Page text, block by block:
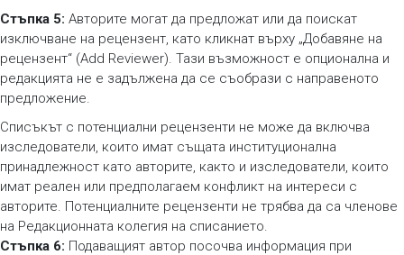
Стъпка 5: Авторите могат да предложат или да поискат
изключване на рецензент, като кликнат върху „Добавяне на
рецензент“ (Add Reviewer). Тази възможност е опционална и
редакцията не е задължена да се съобрази с направеното
предложение.
Списъкът с потенциални рецензенти не може да включва
изследователи, които имат същата институционална
принадлежност като авторите, както и изследователи, които
имат реален или предполагаем конфликт на интереси с
авторите. Потенциалните рецензенти не трябва да са членове
на Редакционната колегия на списанието.
Стъпка 6: Подаващият автор посочва информация при